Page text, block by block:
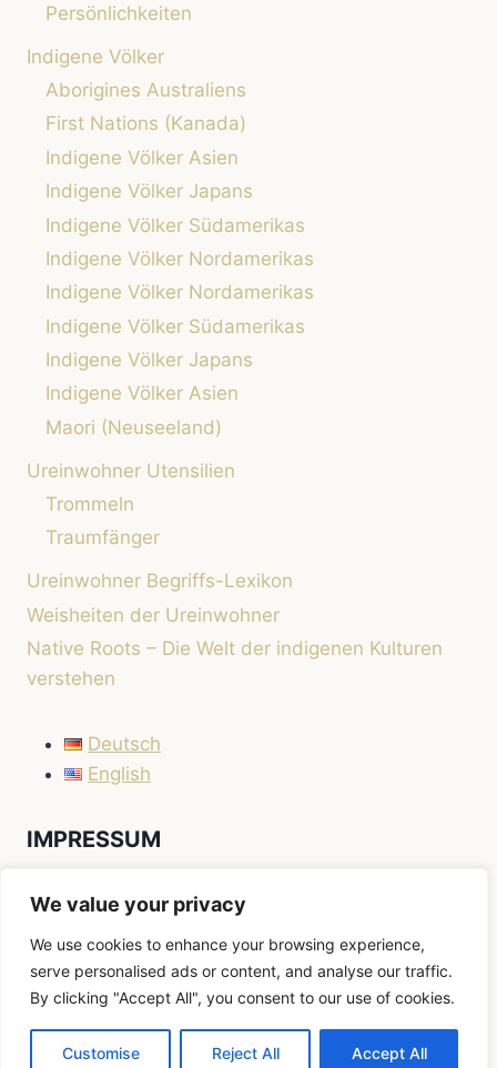
We value your privacy
We use cookies to enhance your browsing experience,
serve personalised ads or content, and analyse our traffic.
By clicking "Accept All", you consent to our use of cookies.
Customise Reject All Accept All
Persönlichkeiten
Indigene Völker
Aborigines Australiens
First Nations (Kanada)
Indigene Völker Asien
Indigene Völker Japans
Indigene Völker Südamerikas
Indigene Völker Nordamerikas
Indigene Völker Nordamerikas
Indigene Völker Südamerikas
Indigene Völker Japans
Indigene Völker Asien
Maori (Neuseeland)
Ureinwohner Utensilien
Trommeln
Traumfänger
Ureinwohner Begriffs-Lexikon
Weisheiten der Ureinwohner
Native Roots – Die Welt der indigenen Kulturen
verstehen
Deutsch
English
IMPRESSUM
© 2026 Native Roots